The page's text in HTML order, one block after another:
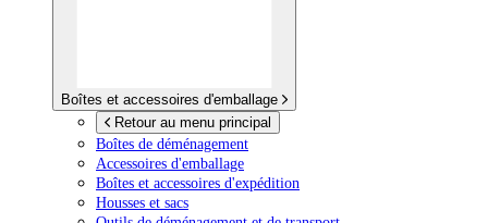
Boîtes et accessoires d'emballage
Retour au menu principal
Boîtes de déménagement
Accessoires d'emballage
Boîtes et accessoires d'expédition
Housses et sacs